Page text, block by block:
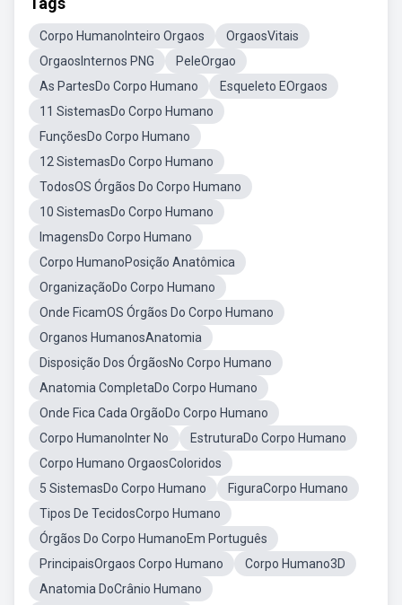
Corpo HumanoInteiro Orgaos
OrgaosVitais
OrgaosInternos PNG
PeleOrgao
As PartesDo Corpo Humano
Esqueleto EOrgaos
11 SistemasDo Corpo Humano
FunçõesDo Corpo Humano
12 SistemasDo Corpo Humano
TodosOS Órgãos Do Corpo Humano
10 SistemasDo Corpo Humano
ImagensDo Corpo Humano
Corpo HumanoPosição Anatômica
OrganizaçãoDo Corpo Humano
Onde FicamOS Órgãos Do Corpo Humano
Organos HumanosAnatomia
Disposição Dos ÓrgãosNo Corpo Humano
Anatomia CompletaDo Corpo Humano
Onde Fica Cada OrgãoDo Corpo Humano
Corpo HumanoInter No
EstruturaDo Corpo Humano
Corpo Humano OrgaosColoridos
5 SistemasDo Corpo Humano
FiguraCorpo Humano
Tipos De TecidosCorpo Humano
Órgãos Do Corpo HumanoEm Português
PrincipaisOrgaos Corpo Humano
Corpo Humano3D
Anatomia DoCrânio Humano